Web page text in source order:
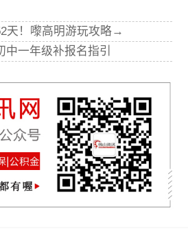
天！嚟高明游玩攻略→
一年级补报名指引